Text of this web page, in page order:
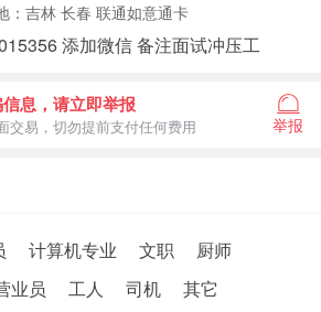
：吉林 长春 联通如意通卡
添加微信 备注面试冲压工
息，请立即举报
交易，切勿提前支付任何费用 举报
计算机专业 文职
厨师
业员 工人 司机 其它